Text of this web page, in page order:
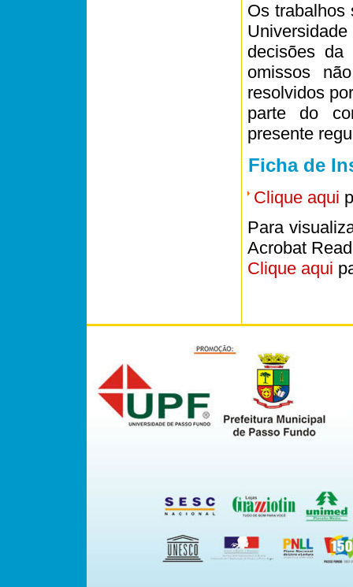
Os trabalhos
decisões da
omissos
resolvidos
parte do
presente
Ficha de
Clique aqui
Para
Acrobat
Clique aqui